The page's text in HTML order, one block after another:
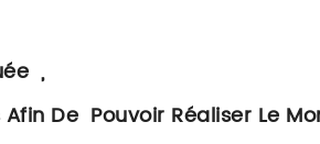
,
De Pouvoir Réaliser Le